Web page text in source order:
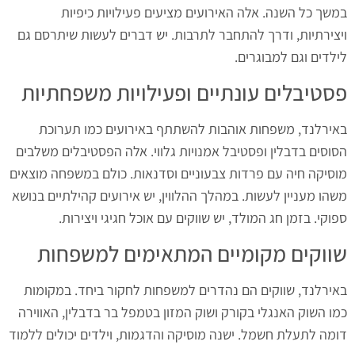
במשך כל השנה. אלה האירועים מציעים פעילויות כיפיות
ויצירתיות, ודרך להתחבר לתרבות. יש דברים לעשות שיתרסם גם
לילדים וגם למבוגרים.
פסטיבלים עונתיים ופעילויות משפחתיות
באירלנד, משפחות אוהבות להשתתף באירועים כמו תערוכת
הסוסים בדבלין ופסטיבל אמנויות גלווי. אלה הפסטיבלים משלבים
מוסיקה חיה עם פרדות צבעוניים וסדנאות. כולם במשפחה מוצאים
משהו מעניין לעשות. במהלך ההלווין, יש אירועים קהילתיים בנושא
ספוקי. בזמן חג המולד, יש שווקים עם אוכל חגיגי ויצירות.
שווקים מקומיים המתאימים למשפחות
באירלנד, שווקים הם נהדרים למשפחות לחקור ביחד. במקומות
כמו השוק האנגלי בקורק ושוק המזון בטמפל בר בדבלין, האווירה
דומה לתעלת חשמל. ישנה מוסיקה והדגמות, וילדים יכולים ללמוד